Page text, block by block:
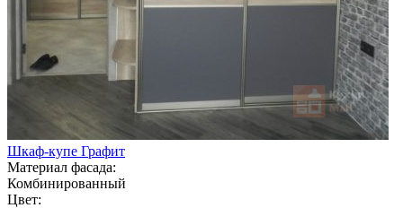
Шкаф-купе Графит
Материал фасада:
Комбинированный
Цвет: